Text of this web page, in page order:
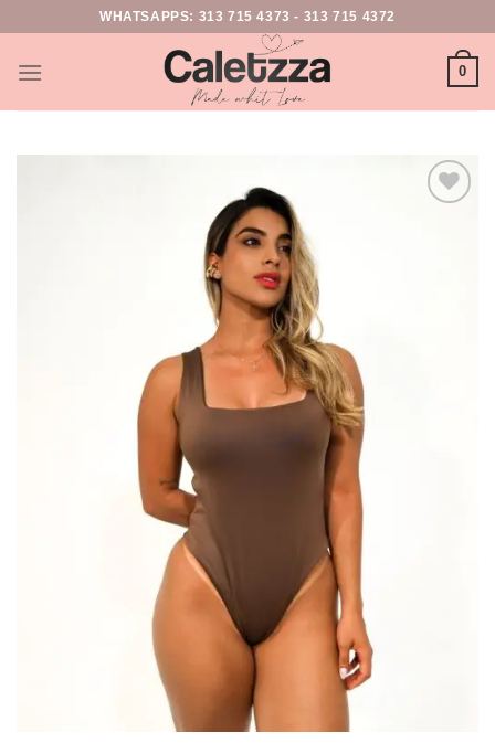
WHATSAPPS: 313 715 4373 - 313 715 4372
0